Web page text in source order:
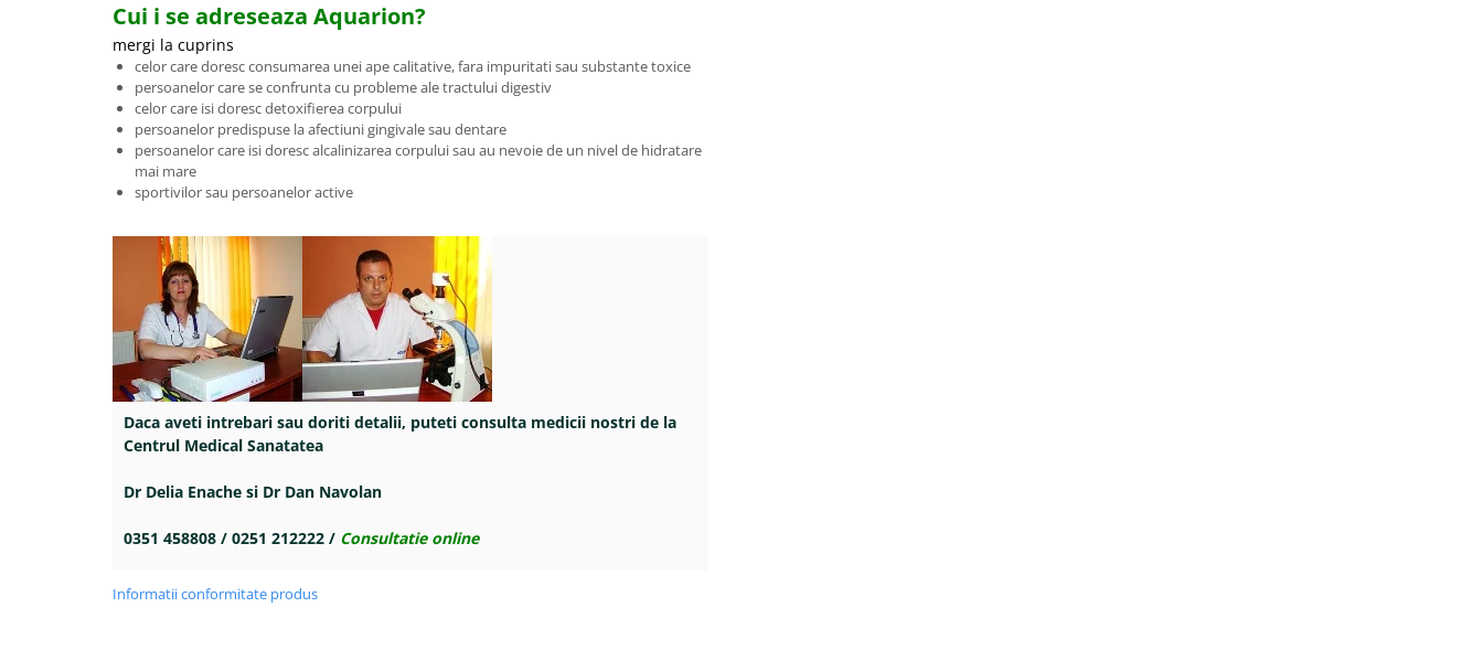
Cui i se adreseaza Aquarion?
mergi la cuprins
celor care doresc consumarea unei ape calitative, fara impuritati sau substante toxice
persoanelor care se confrunta cu probleme ale tractului digestiv
celor care isi doresc detoxifierea corpului
persoanelor predispuse la afectiuni gingivale sau dentare
persoanelor care isi doresc alcalinizarea corpului sau au nevoie de un nivel de hidratare
mai mare
sportivilor sau persoanelor active
Daca aveti intrebari sau doriti detalii, puteti consulta medicii nostri de la
Centrul Medical Sanatatea
Dr Delia Enache si Dr Dan Navolan
0351 458808 / 0251 212222 / Consultatie online
Informatii conformitate produs